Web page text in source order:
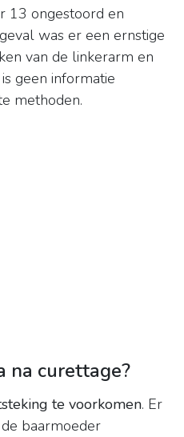
13 ongestoord en
was er een ernstige
van de linkerarm en
geen informatie
methoden.
na curettage?
te voorkomen. Er
baarmoeder